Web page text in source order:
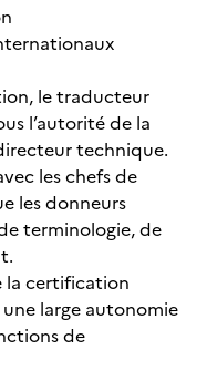
le traducteur
l’autorité de la
technique.
les chefs de
les donneurs
terminologie, de
la certification
large autonomie
de